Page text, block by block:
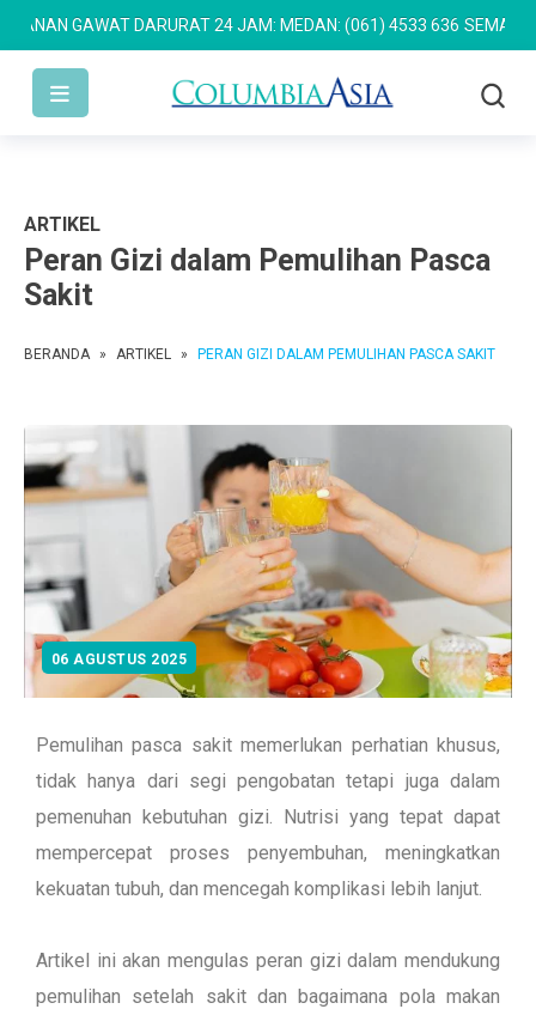
GAWAT DARURAT 24 JAM: MEDAN: (061) 4533 636 SEMARANG:
ARTIKEL
Peran Gizi dalam Pemulihan Pasca
Sakit
BERANDA » ARTIKEL » PERAN GIZI DALAM PEMULIHAN PASCA SAKIT
06 AGUSTUS 2025
Pemulihan pasca sakit memerlukan perhatian khusus,
tidak hanya dari segi pengobatan tetapi juga dalam
pemenuhan kebutuhan gizi. Nutrisi yang tepat dapat
mempercepat proses penyembuhan, meningkatkan
kekuatan tubuh, dan mencegah komplikasi lebih lanjut.
Artikel ini akan mengulas peran gizi dalam mendukung
pemulihan setelah sakit dan bagaimana pola makan